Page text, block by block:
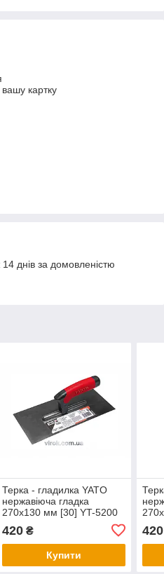
картку
днів за домовленістю
Терка - гладилка YATO
нержавіюча гладка
270x130 мм [30] YT-5200
420₴
Купити
420